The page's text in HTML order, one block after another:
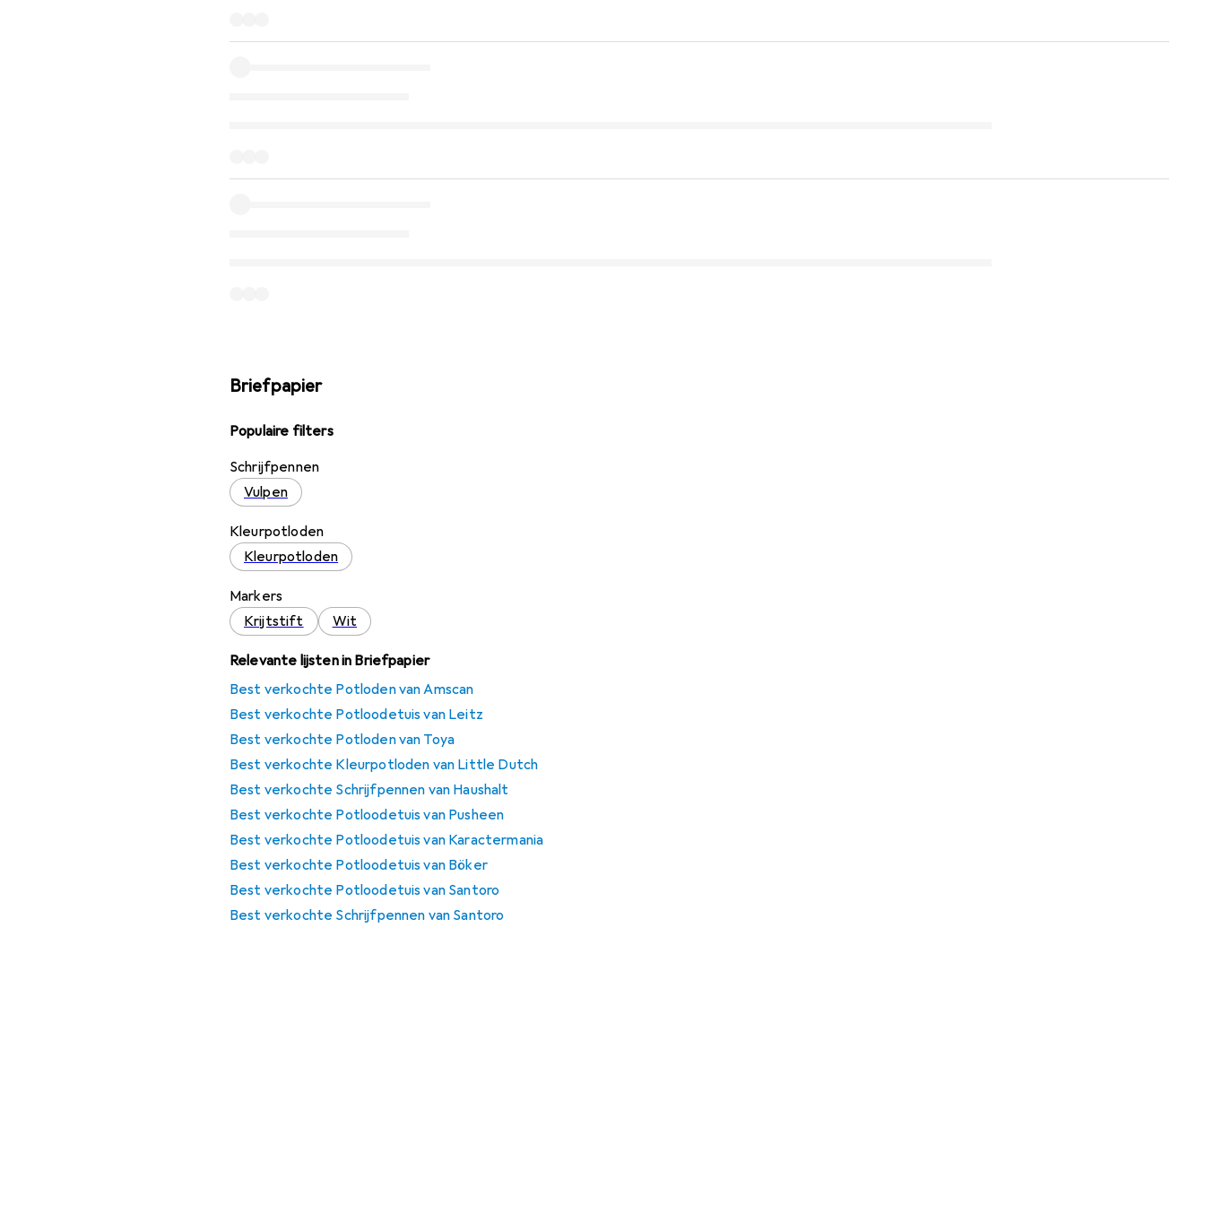
Briefpapier
Populaire filters
Schrijfpennen
Vulpen
Kleurpotloden
Kleurpotloden
Markers
Krijtstift
Wit
Relevante lijsten in Briefpapier
Best verkochte Potloden van Amscan
Best verkochte Potloodetuis van Leitz
Best verkochte Potloden van Toya
Best verkochte Kleurpotloden van Little Dutch
Best verkochte Schrijfpennen van Haushalt
Best verkochte Potloodetuis van Pusheen
Best verkochte Potloodetuis van Karactermania
Best verkochte Potloodetuis van Böker
Best verkochte Potloodetuis van Santoro
Best verkochte Schrijfpennen van Santoro